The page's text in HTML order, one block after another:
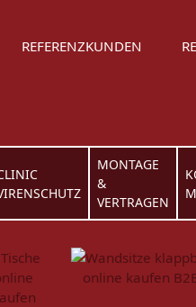
REFERENZKUNDEN
MONTAGE
&
VERTRAGEN